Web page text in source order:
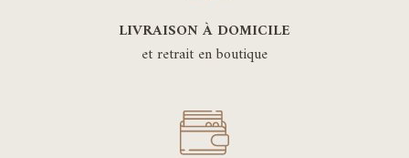
LIVRAISON À DOMICILE
et retrait en boutique